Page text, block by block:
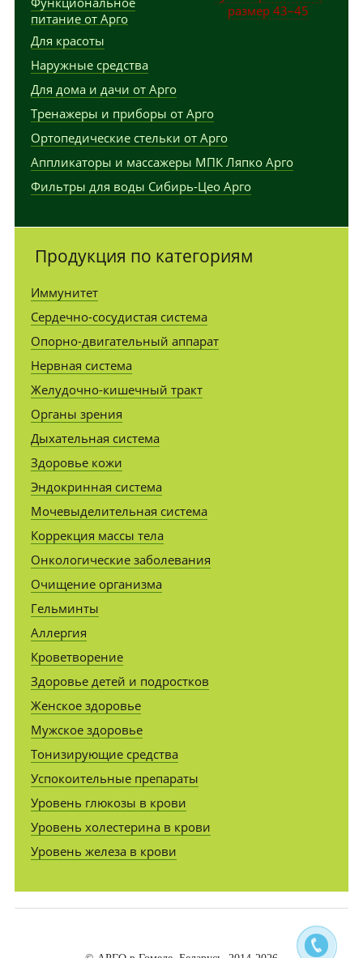
размер 43–45
питание от Арго
Для красоты
Наружные средства
Для дома и дачи от Арго
Тренажеры и приборы от Арго
Ортопедические стельки от Арго
Аппликаторы и массажеры МПК Ляпко Арго
Фильтры для воды Сибирь-Цео Арго
Продукция по категориям
Иммунитет
Сердечно-сосудистая система
Опорно-двигательный аппарат
Нервная система
Желудочно-кишечный тракт
Органы зрения
Дыхательная система
Здоровье кожи
Эндокринная система
Мочевыделительная система
Коррекция массы тела
Онкологические заболевания
Очищение организма
Гельминты
Аллергия
Кроветворение
Здоровье детей и подростков
Женское здоровье
Мужское здоровье
Тонизирующие средства
Успокоительные препараты
Уровень глюкозы в крови
Уровень холестерина в крови
Уровень железа в крови